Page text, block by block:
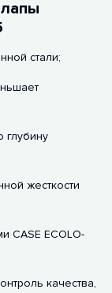
стали;
глубину
жесткости
CASE ECOLO-
качества,